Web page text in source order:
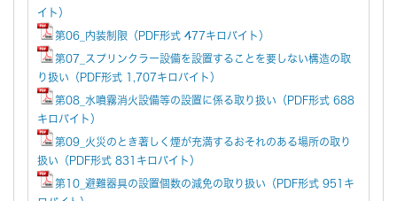
イト）
第06_内装制限（PDF形式 477キロバイト）
第07_スプリンクラー設備を設置することを要しない構造の取
り扱い（PDF形式 1,707キロバイト）
第08_水噴霧消火設備等の設置に係る取り扱い（PDF形式 688
キロバイト）
第09_火災のとき著しく煙が充満するおそれのある場所の取り
扱い（PDF形式 831キロバイト）
第10_避難器具の設置個数の減免の取り扱い（PDF形式 951キ